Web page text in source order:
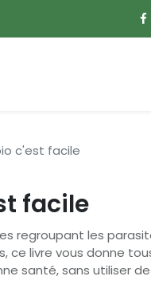
c'est facile
facile
regroupant les
ce livre vous donne
santé, sans utiliser